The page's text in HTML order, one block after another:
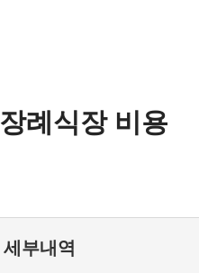
장례식장 비용
세부내역